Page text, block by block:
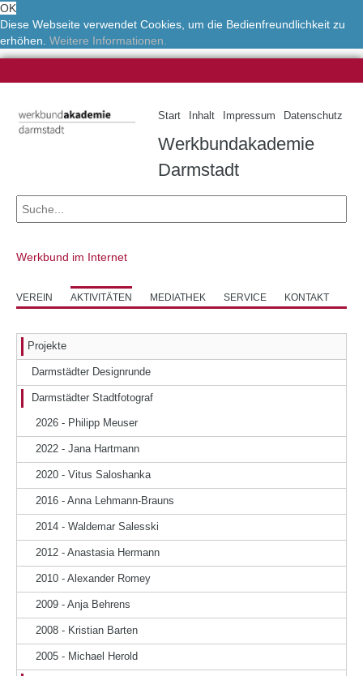
OK
Diese Webseite verwendet Cookies, um die Bedienfreundlichkeit zu
erhöhen. Weitere Informationen.
Start Inhalt Impressum Datenschutz
Werkbundakademie
Darmstadt
Werkbund im Internet
VEREIN AKTIVITÄTEN MEDIATHEK SERVICE KONTAKT
Projekte
Darmstädter Designrunde
Darmstädter Stadtfotograf
2026 - Philipp Meuser
2022 - Jana Hartmann
2020 - Vitus Saloshanka
2016 - Anna Lehmann-Brauns
2014 - Waldemar Salesski
2012 - Anastasia Hermann
2010 - Alexander Romey
2009 - Anja Behrens
2008 - Kristian Barten
2005 - Michael Herold